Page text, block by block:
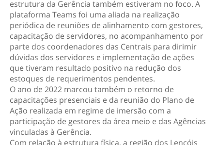
estrutura da Gerência também estiveram no foco. A
plataforma Teams foi uma aliada na realização
periódica de reuniões de alinhamento com gestores,
capacitação de servidores, no acompanhamento por
parte dos coordenadores das Centrais para dirimir
dúvidas dos servidores e implementação de ações
que tiveram resultado positivo na redução dos
estoques de requerimentos pendentes.
O ano de 2022 marcou também o retorno de
capacitações presenciais e da reunião do Plano de
Ação realizada em regime de imersão com a
participação de gestores da área meio e das Agências
vinculadas à Gerência.
Com relação à estrutura física, a região dos Lençóis